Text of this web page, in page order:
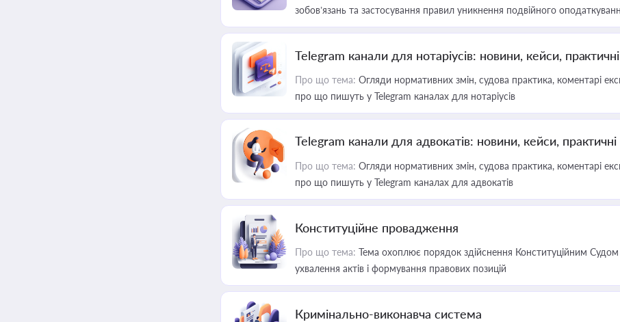
зобов’язань та застосування правил уникнення подвійного
Telegram канали для нотаріусів: новини, кейси,
Про що тема: Огляди нормативних змін, судова практика, коментарі
про що пишуть у Telegram каналах для нотаріусів
Telegram канали для адвокатів: новини, кейси,
Про що тема: Огляди нормативних змін, судова практика, коментарі
про що пишуть у Telegram каналах для адвокатів
Конституційне провадження
Про що тема: Тема охоплює порядок здійснення Конституційним
ухвалення актів і формування правових позицій
Кримінально-виконавча система